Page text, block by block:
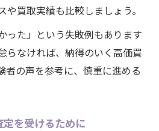
買取実績も比較しましょう。
った」という失敗例もあります
らなければ、納得のいく高価買
者の声を参考に、慎重に進める
を受けるために